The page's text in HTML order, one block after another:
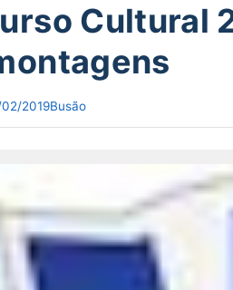
Cultural
2019Busão